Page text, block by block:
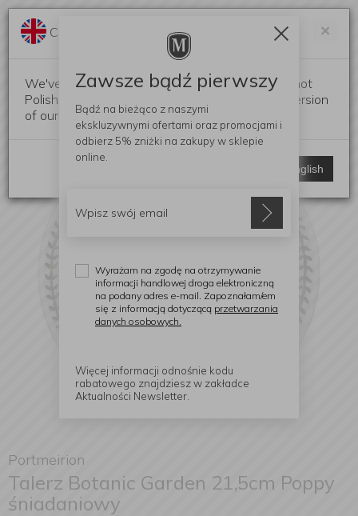
Portmeirion
Talerz Botanic Garden 21,5cm Poppy
śniadaniowy
×
Change language?
We've detected that your browser language is not
Polish. Would you like to switch to the English version
of our website?
Switch to English
Zawsze bądź pierwszy
Bądź na bieżąco z naszymi
ekskluzywnymi ofertami oraz promocjami i
odbierz 5% zniżki na zakupy w sklepie
online.
Wyrażam na zgodę na otrzymywanie
informacji handlowej droga elektroniczną
na podany adres e-mail. Zapoznałam/em
się z informacją dotyczącą przetwarzania
danych osobowych.
Więcej informacji odnośnie kodu
rabatowego znajdziesz w zakładce
Aktualności Newsletter.